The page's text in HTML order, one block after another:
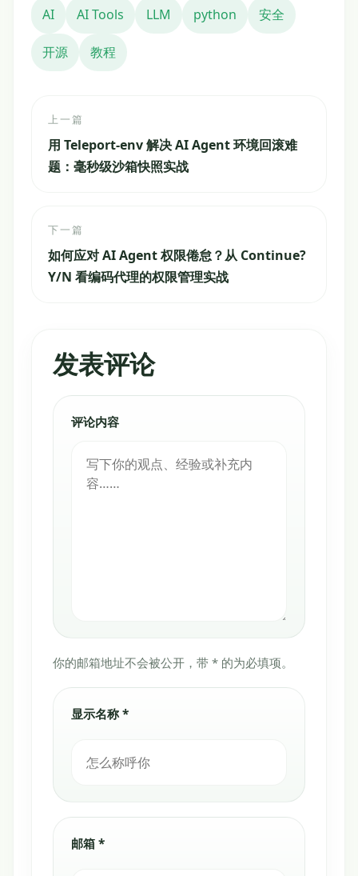
AI AI Tools LLM python 安全
开源 教程
上一篇
用 Teleport-env 解决 AI Agent 环境回滚难
题：毫秒级沙箱快照实战
下一篇
如何应对 AI Agent 权限倦怠？从 Continue?
Y/N 看编码代理的权限管理实战
发表评论
你的邮箱地址不会被公开，带 * 的为必填项。
评论内容
显示名称 *
邮箱 *